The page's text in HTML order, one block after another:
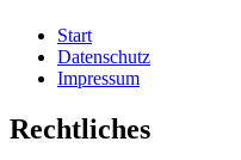
Start
Datenschutz
Impressum
Rechtliches